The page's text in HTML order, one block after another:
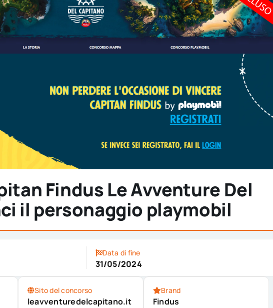
Findus Le Avventure Del
il personaggio playmobil
Data di fine
31/05/2024
Sito del concorso
leavventuredelcapitano.it
Brand
Findus